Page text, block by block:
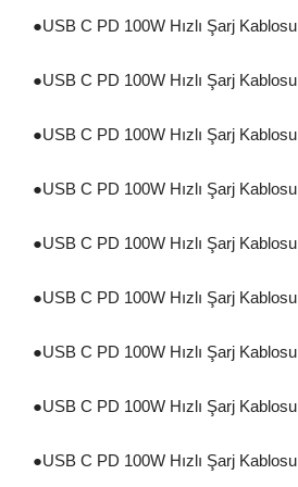
●USB C PD 100W Hızlı Şarj Kablosu
●USB C PD 100W Hızlı Şarj Kablosu
●USB C PD 100W Hızlı Şarj Kablosu
●USB C PD 100W Hızlı Şarj Kablosu
●USB C PD 100W Hızlı Şarj Kablosu
●USB C PD 100W Hızlı Şarj Kablosu
●USB C PD 100W Hızlı Şarj Kablosu
●USB C PD 100W Hızlı Şarj Kablosu
●USB C PD 100W Hızlı Şarj Kablosu